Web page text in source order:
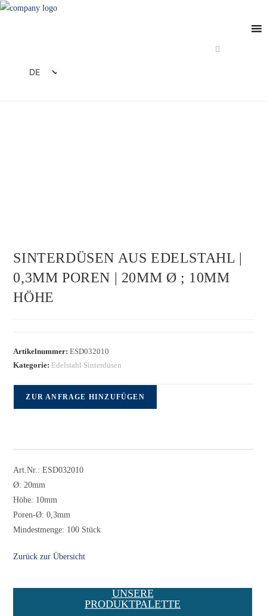
Zum
DE
SINTERDÜSEN AUS EDELSTAHL |
0,3MM POREN | 20MM Ø ; 10MM
HÖHE
Artikelnummer:ESD032010
Kategorie: Edelstahl Sinterdüsen
ZUR ANFRAGE HINZUFÜGEN
Art.Nr.: ESD032010
Ø: 20mm
Höhe: 10mm
Poren-Ø: 0,3mm
Mindestmenge: 100 Stück
Zurück zur Übersicht
UNSERE
PRODUKTPALETTE